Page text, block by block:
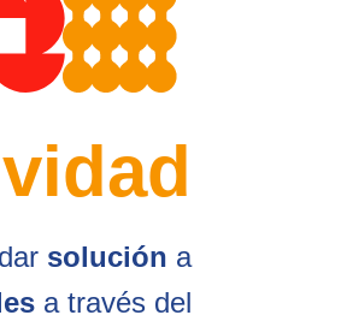
solución a
a través del